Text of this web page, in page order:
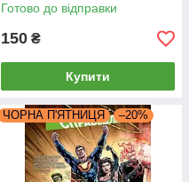
Готово до відправки
150 ₴
Купити
ЧОРНА П'ЯТНИЦЯ –20%